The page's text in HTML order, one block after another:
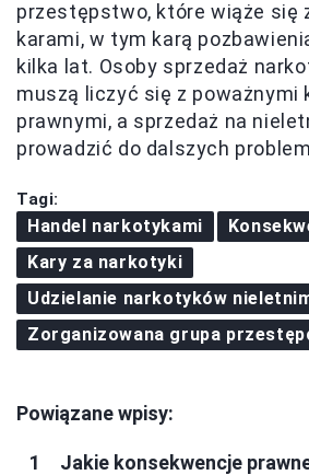
przestępstwo, które wiąże się
karami, w tym karą
kilka lat. Osoby sprzedaż
muszą liczyć się z poważnymi
prawnymi, a sprzedaż na
prowadzić do dalszych
Tagi:
Handel narkotykami
Kary za narkotyki
Udzielanie narkotyków
Zorganizowana grupa
Powiązane wpisy:
Jakie konsekwencje